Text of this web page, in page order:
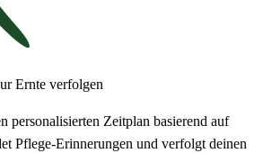
Ernte verfolgen
personalisierten Zeitplan basierend auf
Pflege-Erinnerungen und verfolgt deinen